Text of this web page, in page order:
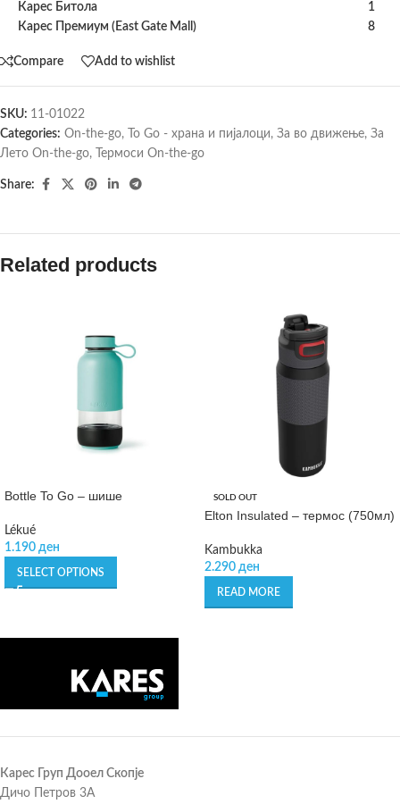
Карес Битола
1
Карес Премиум (East Gate Mall)
8
Compare Add to wishlist
SKU: 11-01022
Categories: On-the-go, To Go - храна и пијалоци, За во движење, За
Лето On-the-go, Термоси On-the-go
Share:
Related products
Bottle To Go – шише
Lékué
1.190 ден
SELECT OPTIONS
SOLD OUT
Elton Insulated – термос (750мл)
Kambukka
2.290 ден
READ MORE
Карес Груп Дооел Скопје
Дичо Петров 3А